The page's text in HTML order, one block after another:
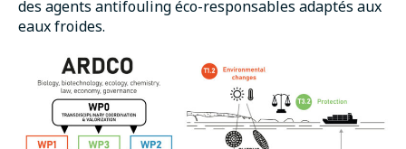
des agents antifouling éco-responsables adaptés aux
eaux froides.